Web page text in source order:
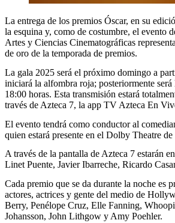
La entrega de los premios Óscar, en su
la esquina y, como de costumbre, el evento
Artes y Ciencias Cinematográficas
de oro de la temporada de premios.
La gala 2025 será el próximo domingo a
iniciará la alfombra roja; posteriormente
18:00 horas. Esta transmisión estará
través de Azteca 7, la app TV Azteca En
El evento tendrá como conductor al
quien estará presente en el Dolby Theatre
A través de la pantalla de Azteca 7 estarán
Linet Puente, Javier Ibarreche, Ricardo
Cada premio que se da durante la noche es
actores, actrices y gente del medio de
Berry, Penélope Cruz, Elle Fanning,
Johansson, John Lithgow y Amy Poehler.